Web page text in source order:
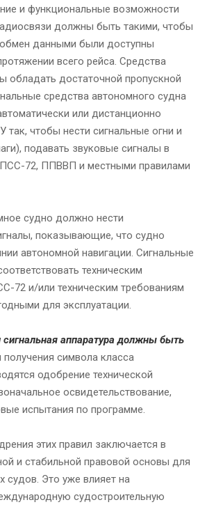
и функциональные возможности
должны быть такими, чтобы
данными были доступны
всего рейса. Средства
обладать достаточной пропускной
средства автономного судна
или дистанционно
так, чтобы нести сигнальные огни и
подавать звуковые сигналы в
72, ППВВП и местными правилами
судно должно нести
показывающие, что судно
автономной навигации. Сигнальные
техническим
72 и/или техническим требованиям
для эксплуатации.
сигнальная аппаратура должны быть
символа класса
одобрение технической
освидетельствование,
испытания по программе.
этих правил заключается в
и стабильной правовой основы для
судов. Это уже влияет на
судостроительную